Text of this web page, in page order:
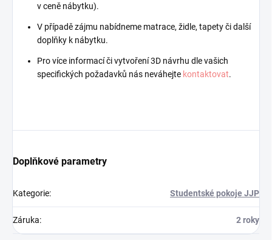
v ceně nábytku).
V případě zájmu nabídneme matrace, židle, tapety či další
doplňky k nábytku.
Pro více informací či vytvoření 3D návrhu dle vašich
specifických požadavků nás neváhejte kontaktovat.
Doplňkové parametry
Kategorie: Studentské pokoje JJP
Záruka: 2 roky